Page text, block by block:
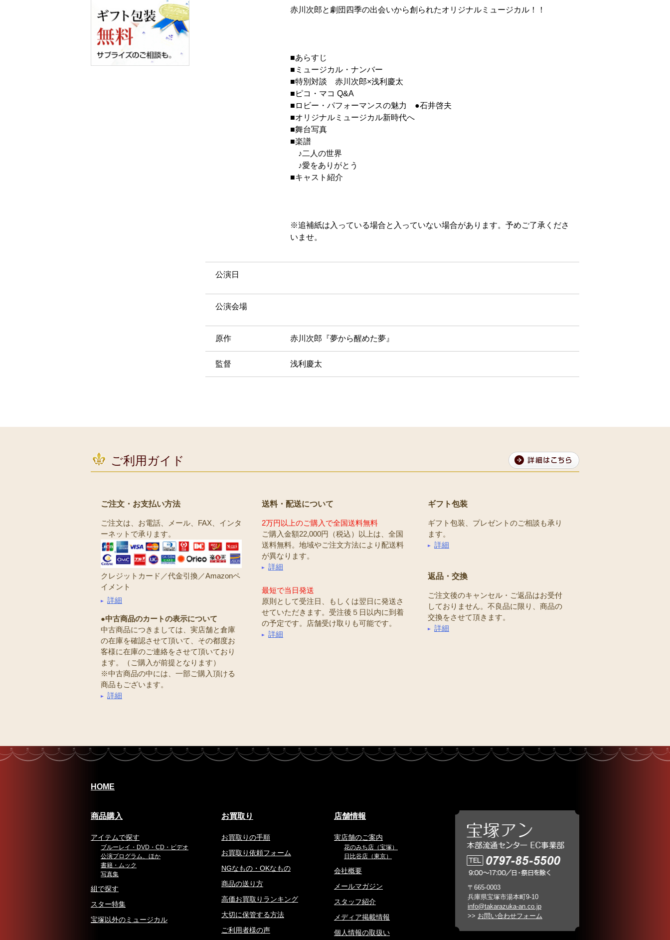
赤川次郎と劇団四季の出会いから創られたオリジナルミュージカル！！
■あらすじ
■ミュージカル・ナンバー
■特別対談 赤川次郎×浅利慶太
■ピコ・マコ Q&A
■ロビー・パフォーマンスの魅力 ●石井啓夫
■オリジナルミュージカル新時代へ
■舞台写真
■楽譜
♪二人の世界
♪愛をありがとう
■キャスト紹介
※追補紙は入っている場合と入っていない場合があります。予めご了承くださ
いませ。
公演日
公演会場
原作 赤川次郎『夢から醒めた夢』
監督 浅利慶太
ご利用ガイド
ご注文・お支払い方法
ご注文は、お電話、メール、FAX、インタ
ーネットで承ります。
クレジットカード／代金引換／Amazonペ
イメント
詳細
●中古商品のカートの表示について
中古商品につきましては、実店舗と倉庫
の在庫を確認させて頂いて、その都度お
客様に在庫のご連絡をさせて頂いており
ます。（ご購入が前提となります）
※中古商品の中には、一部ご購入頂ける
商品もございます。
詳細
送料・配送について
2万円以上のご購入で全国送料無料
ご購入金額22,000円（税込）以上は、全国
送料無料。地域やご注文方法により配送料
が異なります。
詳細
最短で当日発送
原則として受注日、もしくは翌日に発送さ
せていただきます。受注後５日以内に到着
の予定です。店舗受け取りも可能です。
詳細
ギフト包装
ギフト包装、プレゼントのご相談も承り
ます。
詳細
返品・交換
ご注文後のキャンセル・ご返品はお受付
しておりません。不良品に限り、商品の
交換をさせて頂きます。
詳細
HOME
商品購入
アイテムで探す
ブルーレイ・DVD・CD・ビデオ
公演プログラム、ほか
書籍・ムック
写真集
組で探す
スター特集
宝塚以外のミュージカル
お買取り
お買取りの手順
お買取り依頼フォーム
NGなもの・OKなもの
商品の送り方
高価お買取りランキング
大切に保管する方法
ご利用者様の声
店舗情報
実店舗のご案内
花のみち店（宝塚）
日比谷店（東京）
会社概要
メールマガジン
スタッフ紹介
メディア掲載情報
個人情報の取扱い
〒665-0003
兵庫県宝塚市湯本町9-10
info@takarazuka-an.co.jp
>> お問い合わせフォーム